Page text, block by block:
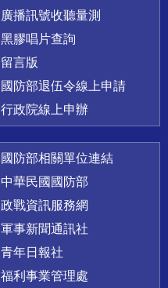
廣播訊號收聽量測
黑膠唱片查詢
留言版
國防部退伍令線上申請
行政院線上申辦
國防部相關單位連結
中華民國國防部
政戰資訊服務網
軍事新聞通訊社
青年日報社
福利事業管理處